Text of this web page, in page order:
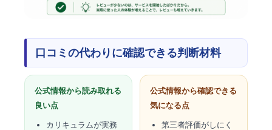
口コミの代わりに確認できる判断材料
公式情報から読み取れる
良い点
カリキュラムが実務
公式情報から確認できる
気になる点
第三者評価がしにく